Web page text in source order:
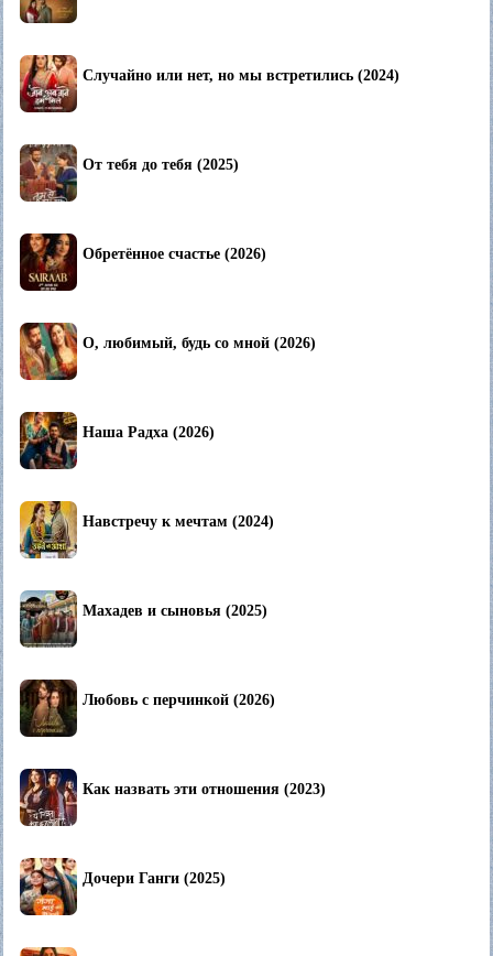
Случайно или нет, но мы встретились (2024)
От тебя до тебя (2025)
Обретённое счастье (2026)
О, любимый, будь со мной (2026)
Наша Радха (2026)
Навстречу к мечтам (2024)
Махадев и сыновья (2025)
Любовь с перчинкой (2026)
Как назвать эти отношения (2023)
Дочери Ганги (2025)